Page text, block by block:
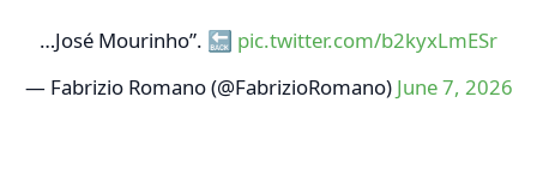
…José Mourinho”. 🔙 pic.twitter.com/b2kyxLmESr
— Fabrizio Romano (@FabrizioRomano) June 7, 2026